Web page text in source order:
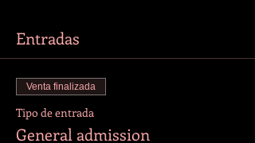
Entradas
Venta finalizada
Tipo de entrada
General admission